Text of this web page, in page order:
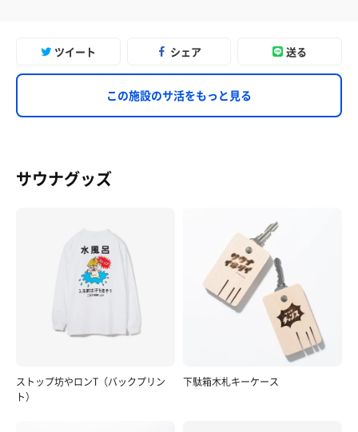
ツイート シェア 送る
この施設のサ活をもっと見る
サウナグッズ
ストップ坊やロンT（バックプリン
ト）
下駄箱木札キーケース